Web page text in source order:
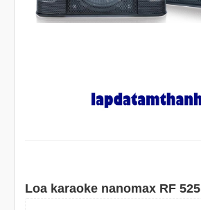
Loa karaoke nanomax RF 525